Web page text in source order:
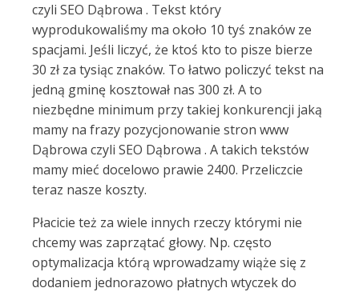
czyli SEO Dąbrowa . Tekst który
wyprodukowaliśmy ma około 10 tyś znaków ze
spacjami. Jeśli liczyć, że ktoś kto to pisze bierze
30 zł za tysiąc znaków. To łatwo policzyć tekst na
jedną gminę kosztował nas 300 zł. A to
niezbędne minimum przy takiej konkurencji jaką
mamy na frazy pozycjonowanie stron www
Dąbrowa czyli SEO Dąbrowa . A takich tekstów
mamy mieć docelowo prawie 2400. Przeliczcie
teraz nasze koszty.
Płacicie też za wiele innych rzeczy którymi nie
chcemy was zaprzątać głowy. Np. często
optymalizacja którą wprowadzamy wiąże się z
dodaniem jednorazowo płatnych wtyczek do